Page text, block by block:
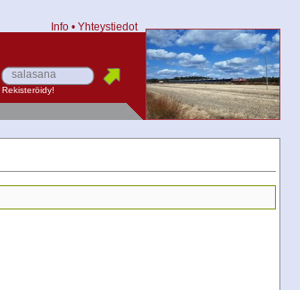
Info • Yhteystiedot
Rekisteröidy!